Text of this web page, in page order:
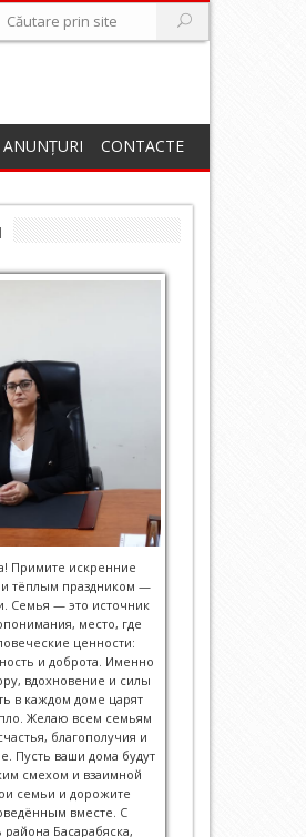
ANUNȚURI CONTACTE
Примите искренние
тёплым праздником —
Семья — это источник
место, где
ценности:
и доброта. Именно
вдохновение и силы
в каждом доме царят
Желаю всем семьям
благополучия и
Пусть ваши дома будут
смехом и взаимной
семьи и дорожите
вместе. С
Басарабяска,